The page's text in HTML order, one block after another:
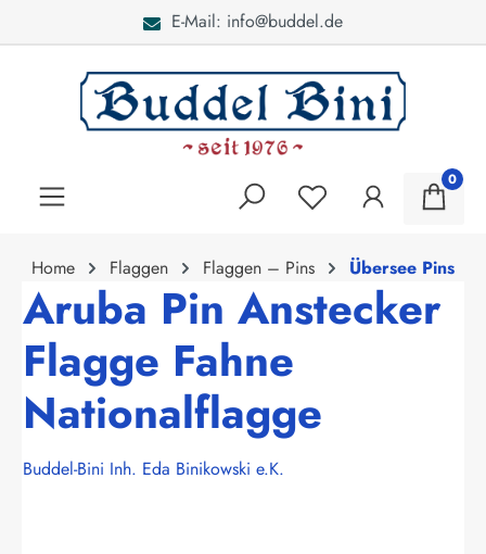
E-Mail: info@buddel.de
0
Home Flaggen Flaggen – Pins Übersee Pins
Aruba Pin Anstecker
Flagge Fahne
Nationalflagge
Buddel-Bini Inh. Eda Binikowski e.K.